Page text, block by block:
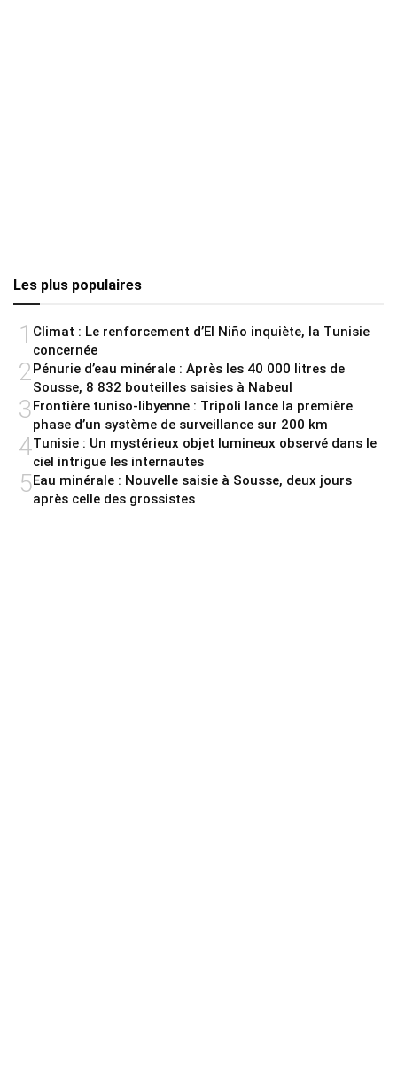
Les plus populaires
1 Climat : Le renforcement d’El Niño inquiète, la Tunisie
concernée
2 Pénurie d’eau minérale : Après les 40 000 litres de
Sousse, 8 832 bouteilles saisies à Nabeul
3Frontière tuniso-libyenne : Tripoli lance la première
phase d’un système de surveillance sur 200 km
4Tunisie : Un mystérieux objet lumineux observé dans le
ciel intrigue les internautes
5Eau minérale : Nouvelle saisie à Sousse, deux jours
après celle des grossistes